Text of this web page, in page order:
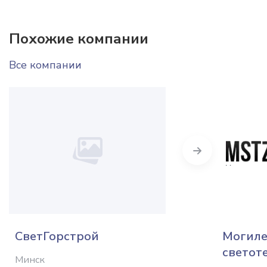
Похожие компании
Все компании
СветГорстрой
Минск
Next